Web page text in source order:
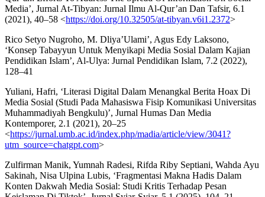
Media’, Jurnal At-Tibyan: Jurnal Ilmu Al-Qur’an Dan Tafsir, 6.1
(2021), 40–58 <https://doi.org/10.32505/at-tibyan.v6i1.2372>
Rico Setyo Nugroho, M. Dliya’Ulami’, Agus Edy Laksono,
‘Konsep Tabayyun Untuk Menyikapi Media Sosial Dalam Kajian
Pendidikan Islam’, Al-Ulya: Jurnal Pendidikan Islam, 7.2 (2022),
128–41
Yuliani, Hafri, ‘Literasi Digital Dalam Menangkal Berita Hoax Di
Media Sosial (Studi Pada Mahasiswa Fisip Komunikasi Universitas
Muhammadiyah Bengkulu)’, Jurnal Humas Dan Media
Kontemporer, 2.1 (2021), 20–25
<https://jurnal.umb.ac.id/index.php/madia/article/view/3041?
utm_source=chatgpt.com>
Zulfirman Manik, Yumnah Radesi, Rifda Riby Septiani, Wahda Ayu
Sakinah, Nisa Ulpina Lubis, ‘Fragmentasi Makna Hadis Dalam
Konten Dakwah Media Sosial: Studi Kritis Terhadap Pesan